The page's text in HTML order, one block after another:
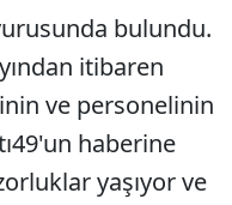
bulundu.
itibaren
ve personelinin
haberine
yaşıyor ve